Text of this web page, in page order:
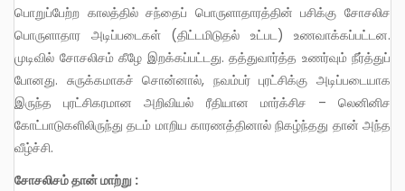
பொறுப்பேற்ற காலத்தில் சந்தைப் பொருளாதாரத்தின் பசிக்கு சோசலிச
பொருளாதார அடிப்படைகள் (திட்டமிடுதல் உட்பட) உணவாக்கப்பட்டன.
முடிவில் சோசலிசம் கீழே இறக்கப்பட்டது. தத்துவார்த்த உணர்வும் நீர்த்துப்
போனது. சுருக்கமாகச் சொன்னால், நவம்பர் புரட்சிக்கு அடிப்படையாக
இருந்த புரட்சிகரமான அறிவியல் ரீதியான மார்க்சிச – லெனினிச
கோட்பாடுகளிலிருந்து தடம் மாறிய காரணத்தினால் நிகழ்ந்தது தான் அந்த
வீழ்ச்சி.
சோசலிசம் தான் மாற்று :